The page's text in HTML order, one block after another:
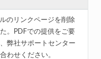
のリンクページを削除
。PDFでの提供をご要
弊社サポートセンター
わせください。